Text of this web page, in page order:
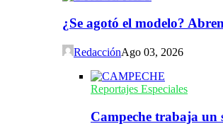
¿Se agotó el modelo?
RedacciónAgo 03, 2026
Reportajes Especiales
Campeche trabaja un